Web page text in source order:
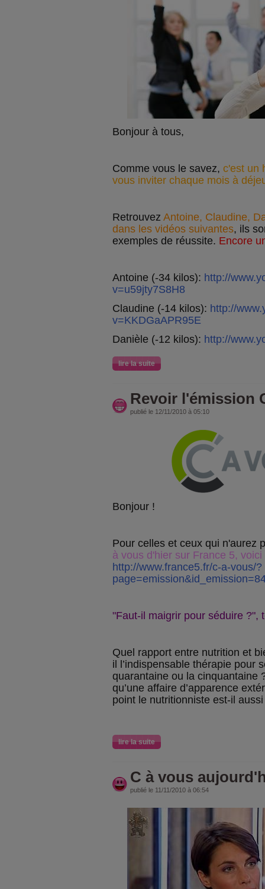
Bonjour à tous,
Comme vous le savez, c'est un
vous inviter chaque mois à
Retrouvez Antoine, Claudine,
dans les vidéos suivantes, ils
exemples de réussite. Encore
Antoine (-34 kilos): http://
v=u59jty7S8H8
Claudine (-14 kilos): http://
v=KKDGaAPR95E
Danièle (-12 kilos): http://
lire la suite
Revoir l'émission
publié le 12/11/2010 à 05:10
Bonjour !
Pour celles et ceux qui n'aurez
à vous d'hier sur France 5, voici
http://www.france5.fr/c-a-vous/?
"Faut-il maigrir pour séduire ?",
Quel rapport entre nutrition et
il l’indispensable thérapie pour
quarantaine ou la cinquantaine
qu’une affaire d’apparence
point le nutritionniste est-il
lire la suite
C à vous
publié le 11/11/2010 à 06:54